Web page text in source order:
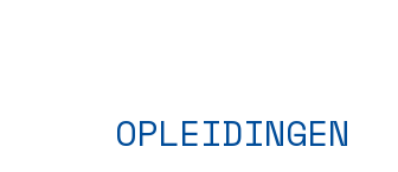
OPLEIDINGEN